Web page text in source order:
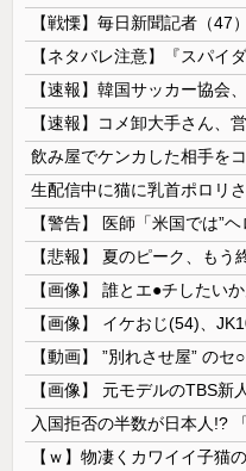
【悲報】 夏のピーク、もう
【画像】 誰とエ●チしたい
【画像】 元モデルのTBS新
【ｗ】物凄くカワイイ子猫